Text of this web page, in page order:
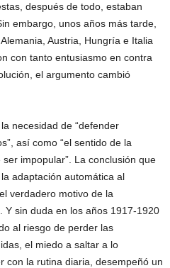
después de todo, estaban
embargo, unos años más tarde,
Austria, Hungría e Italia
con tanto entusiasmo en contra
el argumento cambió
necesidad de “defender
así como “el sentido de la
impopular”. La conclusión que
adaptación automática al
verdadero motivo de la
Y sin duda en los años 1917-1920
al riesgo de perder las
el miedo a saltar a lo
con la rutina diaria, desempeñó un